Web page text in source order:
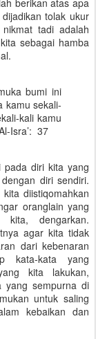
berikan atas apa
tolak ukur
tadi adalah
sebagai hamba
bumi ini
kamu sekali-
kali kamu
Isra’: 37
diri kita yang
diri sendiri.
diistiqomahkan
oranglain yang
dengarkan.
agar kita tidak
dari kebenaran
kata-kata yang
kita lakukan,
yang sempurna di
untuk saling
kebaikan dan